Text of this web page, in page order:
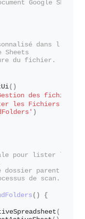
Google Sheet
dans
du fichier.
( )
des fichiers'
les Fichiers du
)
pour lister les
parent du
de scan.
( )
{
(